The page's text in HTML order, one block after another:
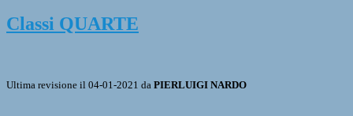
Classi QUARTE
Ultima revisione il 04-01-2021 da PIERLUIGI NARDO